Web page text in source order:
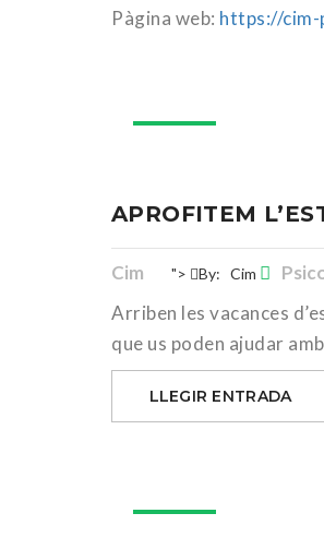
Pàgina web: https://
APROFITEM
Cim "> By: Cim
Arriben les vacances
que us poden ajudar
LLEGIR ENTRADA